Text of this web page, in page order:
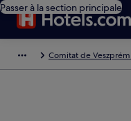
Passer à la section principale
Comitat de